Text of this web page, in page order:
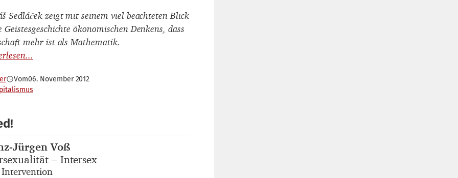
Sedláček zeigt mit seinem viel beachteten Blick
Geistesgeschichte ökonomischen Denkens, dass
mehr ist als Mathematik.
Vom06. November 2012
Jürgen Voß
– Intersex
Intervention